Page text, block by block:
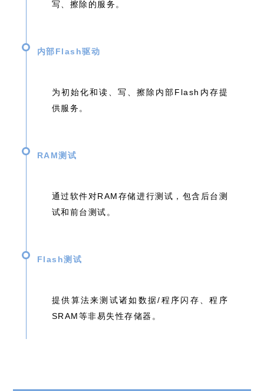
写、擦除的服务。
内部Flash驱动
为初始化和读、写、擦除内部Flash内存提
供服务。
RAM测试
通过软件对RAM存储进行测试，包含后台测
试和前台测试。
Flash测试
提供算法来测试诸如数据/程序闪存、程序
SRAM等非易失性存储器。